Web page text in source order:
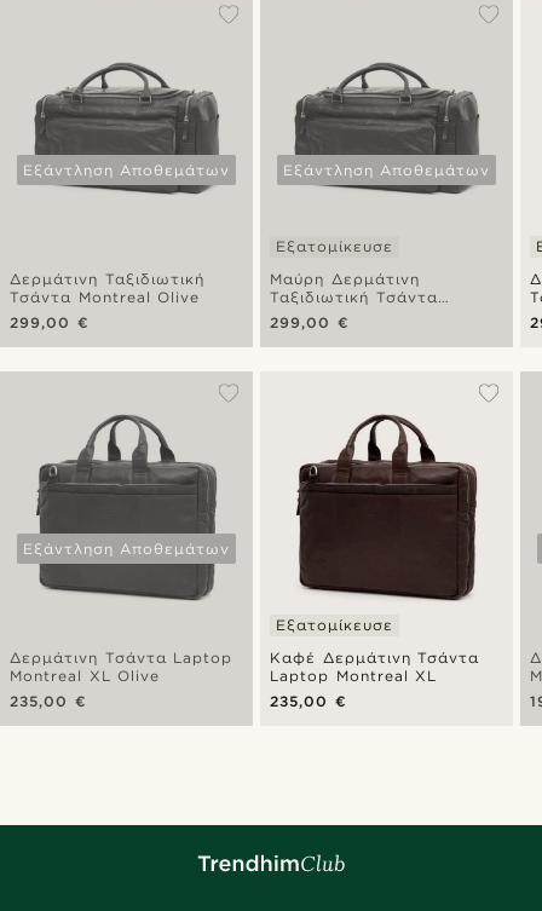
Εξάντληση Αποθεμάτων
Δερμάτινη Ταξιδιωτική
Τσάντα Montreal Olive
299,00 €
Εξάντληση Αποθεμάτων
Μαύρη Δερμάτινη
Ταξιδιωτική Τσάντα
Montreal
Εξατομίκευσε
299,00 €
Εξάντληση Αποθεμάτων
Δερμάτινη Τσάντα Laptop
Montreal XL Olive
235,00 €
Καφέ Δερμάτινη Τσάντα
Laptop Montreal XL
Εξατομίκευσε
235,00 €